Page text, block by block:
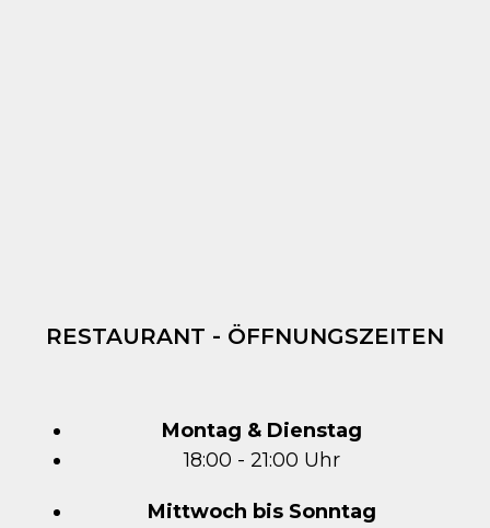
RESTAURANT - ÖFFNUNGSZEITEN
Montag & Dienstag
18:00 - 21:00 Uhr
Mittwoch bis Sonntag